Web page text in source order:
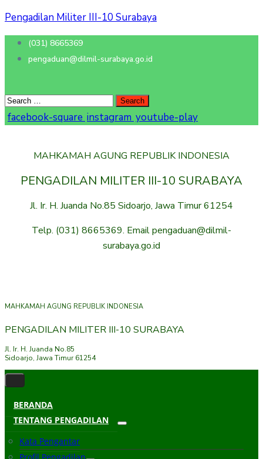
Pengadilan Militer III-10 Surabaya
(031) 8665369
pengaduan@dilmil-surabaya.go.id
facebook-square instagram youtube-play
MAHKAMAH AGUNG REPUBLIK INDONESIA
PENGADILAN MILITER III-10 SURABAYA
Jl. Ir. H. Juanda No.85 Sidoarjo, Jawa Timur 61254
Telp. (031) 8665369. Email pengaduan@dilmil-
surabaya.go.id
MAHKAMAH AGUNG REPUBLIK INDONESIA
PENGADILAN MILITER III-10 SURABAYA
Jl. Ir. H. Juanda No.85
Sidoarjo, Jawa Timur 61254
BERANDA
TENTANG PENGADILAN
Kata Pengantar